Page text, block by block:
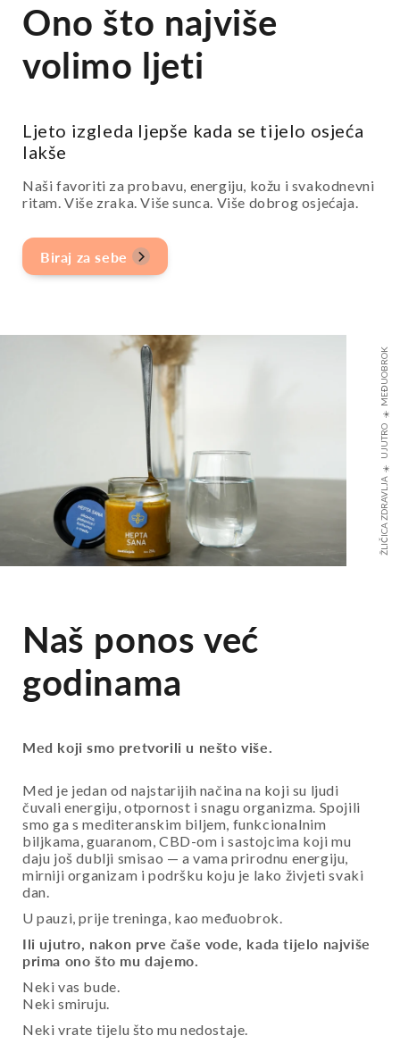
Ono što najviše
volimo ljeti
Ljeto izgleda ljepše kada se tijelo osjeća
lakše
Naši favoriti za probavu, energiju, kožu i svakodnevni
ritam. Više zraka. Više sunca. Više dobrog osjećaja.
Biraj za sebe
ŽLIČICA ZDRAVLJA☀️ UJUTRO ☀️MEĐUOBROK
Naš ponos već
godinama
Med koji smo pretvorili u nešto više.
Med je jedan od najstarijih načina na koji su ljudi
čuvali energiju, otpornost i snagu organizma. Spojili
smo ga s mediteranskim biljem, funkcionalnim
biljkama, guaranom, CBD-om i sastojcima koji mu
daju još dublji smisao — a vama prirodnu energiju,
mirniji organizam i podršku koju je lako živjeti svaki
dan.
U pauzi, prije treninga, kao međuobrok.
Ili ujutro, nakon prve čaše vode, kada tijelo najviše
prima ono što mu dajemo.
Neki vas bude.
Neki smiruju.
Neki vrate tijelu što mu nedostaje.